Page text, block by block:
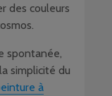
des couleurs
spontanée,
simplicité du
à